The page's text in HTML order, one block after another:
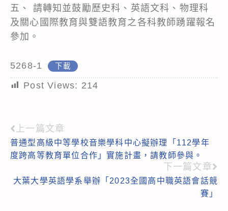
五、 請轉知並鼓勵歷史科、英語文科、物理科
及關心國際教育與雙語教育之各科教師踴躍報名
參加。
5268-1 下載
Post Views: 214
Read
more
上一篇文章
普通型高級中等學校音樂學科中心擬辦理「112學年
度跨高等教育單位合作」實施計畫，請教師參與。
下一篇文章
大葉大學英語學系舉辦「2023全國高中職英語會話競
賽」